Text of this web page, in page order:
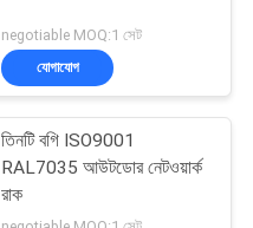
negotiable MOQ:1 সেট
যোগাযোগ
তিনটি বগি ISO9001
RAL7035 আউটডোর নেটওয়ার্ক
রাক